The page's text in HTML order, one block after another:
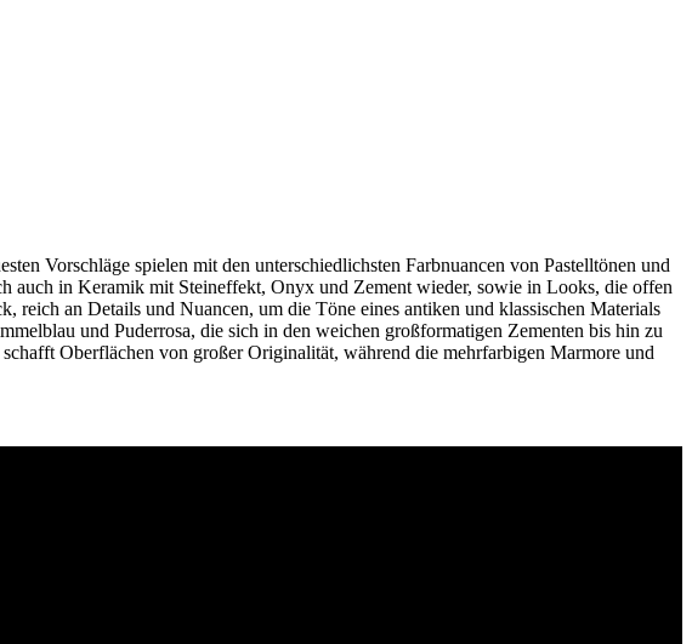
Vorschläge spielen mit den unterschiedlichsten Farbnuancen von Pastelltönen und
auch in Keramik mit Steineffekt, Onyx und Zement wieder, sowie in Looks, die offen
reich an Details und Nuancen, um die Töne eines antiken und klassischen Materials
und Puderrosa, die sich in den weichen großformatigen Zementen bis hin zu
Oberflächen von großer Originalität, während die mehrfarbigen Marmore und